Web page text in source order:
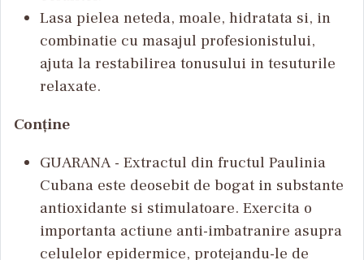
Lasa pielea neteda, moale, hidratata si, in
combinatie cu masajul profesionistului,
ajuta la restabilirea tonusului in tesuturile
relaxate.
Conține
GUARANA - Extractul din fructul Paulinia
Cubana este deosebit de bogat in substante
antioxidante si stimulatoare. Exercita o
importanta actiune anti-imbatranire asupra
celulelor epidermice, protejandu-le de